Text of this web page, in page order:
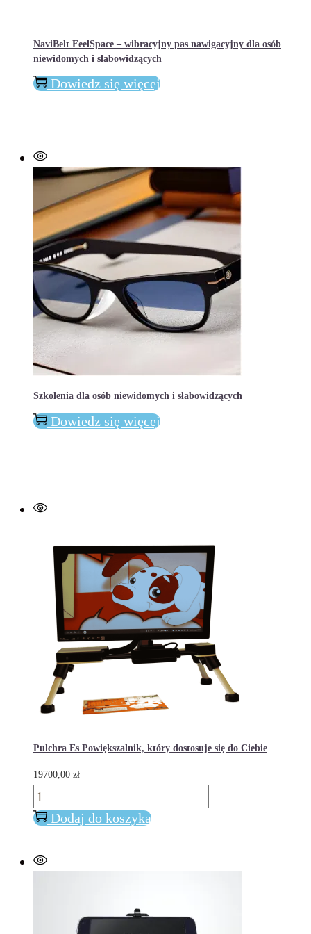
NaviBelt FeelSpace – wibracyjny pas nawigacyjny dla osób
niewidomych i słabowidzących
Dowiedz się więcej
Szkolenia dla osób niewidomych i słabowidzących
Dowiedz się więcej
Pulchra Es Powiększalnik, który dostosuje się do Ciebie
19700,00 zł
ilość
Pulchra
Powiększalnik,
który
Dodaj do koszyka